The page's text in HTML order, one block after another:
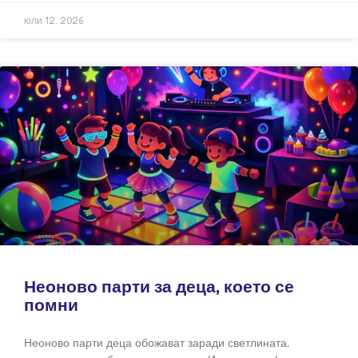
юли 12, 2026
Неоново парти за деца, което се
помни
Неоново парти деца обожават заради светлината,